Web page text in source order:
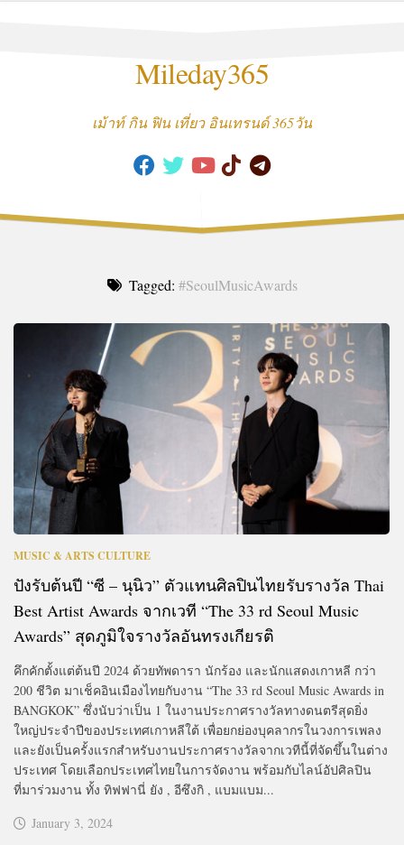
Mileday365
เม้าท์ กิน ฟิน เที่ยว อินเทรนด์ 365วัน
Tagged: #SeoulMusicAwards
MUSIC & ARTS CULTURE
ปังรับต้นปี “ซี – นุนิว” ตัวแทนศิลปินไทยรับรางวัล Thai
Best Artist Awards จากเวที “The 33 rd Seoul Music
Awards” สุดภูมิใจรางวัลอันทรงเกียรติ
คึกคักตั้งแต่ต้นปี 2024 ด้วยทัพดารา นักร้อง และนักแสดงเกาหลี กว่า
200 ชีวิต มาเช็คอินเมืองไทยกับงาน “The 33 rd Seoul Music Awards in
BANGKOK” ซึ่งนับว่าเป็น 1 ในงานประกาศรางวัลทางดนตรีสุดยิ่ง
ใหญ่ประจำปีของประเทศเกาหลีใต้ เพื่อยกย่องบุคลากรในวงการเพลง
และยังเป็นครั้งแรกสำหรับงานประกาศรางวัลจากเวทีนี้ที่จัดขึ้นในต่าง
ประเทศ โดยเลือกประเทศไทยในการจัดงาน พร้อมกับไลน์อัปศิลปิน
ที่มาร่วมงาน ทั้ง ทิฟฟานี่ ยัง , อีซึงกิ , แบมแบม...
January 3, 2024